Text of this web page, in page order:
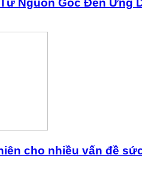
Nguồn Gốc Đến Ứng
cho nhiều vấn đề